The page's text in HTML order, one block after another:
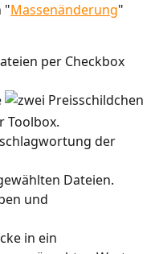
"Massenänderung"
per Checkbox
Toolbox.
der
Dateien.
und
in ein